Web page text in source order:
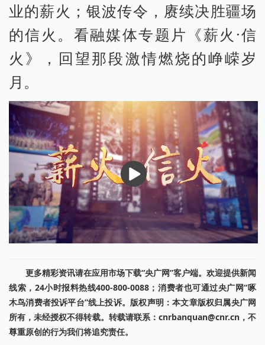
业的薪火；银波传令，赓续决胜疆场
的信火。看融媒体专题片《薪火·信
火》，回望那段激情燃烧的峥嵘岁
月。
播
放
更多精彩资讯请在应用市场下载“央广网”客户端。欢迎提供新闻
线索，24小时报料热线400-800-0088；消费者也可通过央广网“啄
木鸟消费者投诉平台”线上投诉。版权声明：本文章版权归属央广网
所有，未经授权不得转载。转载请联系：cnrbanquan@cnr.cn，不
尊重原创的行为我们将追究责任。